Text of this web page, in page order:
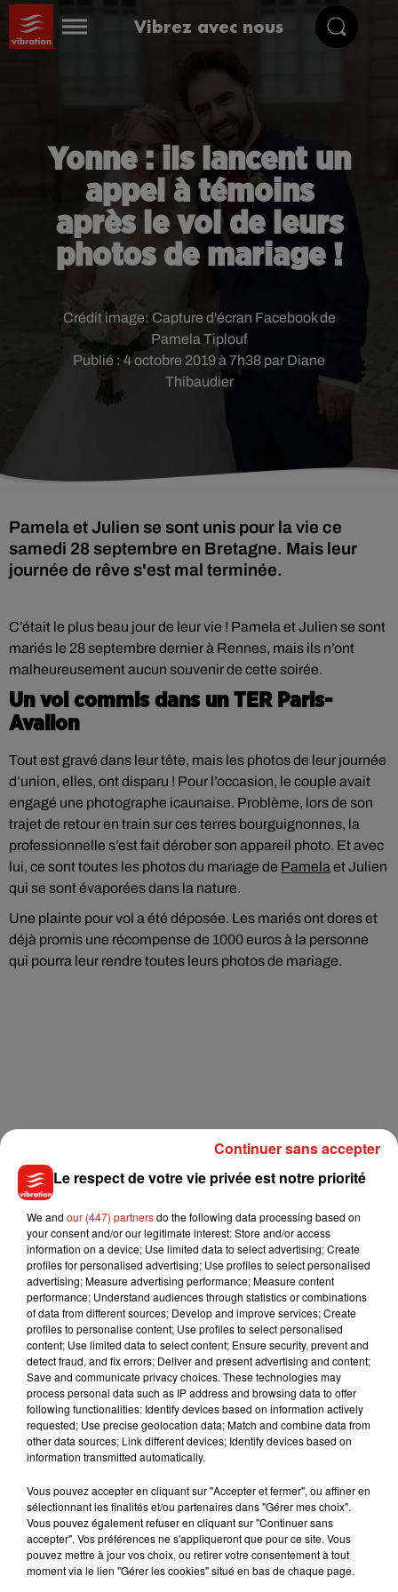
Vibrez avec nous
Yonne : ils lancent un
appel à témoins
après le vol de leurs
photos de mariage !
Publié : 4 octobre 2019 à 7h38 par Diane
Thibaudier
Crédit image: Capture d'écran Facebook de
Pamela Tiplouf
Pamela et Julien se sont unis pour la vie ce
samedi 28 septembre en Bretagne. Mais leur
journée de rêve s'est mal terminée.
C’était le plus beau jour de leur vie ! Pamela et Julien se sont
mariés le 28 septembre dernier à Rennes, mais ils n’ont
malheureusement aucun souvenir de cette soirée.
Un vol commis dans un TER Paris-
Avallon
Tout est gravé dans leur tête, mais les photos de leur journée
d’union, elles, ont disparu ! Pour l’occasion, le couple avait
engagé une photographe icaunaise. Problème, lors de son
trajet de retour en train sur ces terres bourguignonnes, la
professionnelle s’est fait dérober son appareil photo. Et avec
lui, ce sont toutes les photos du mariage de Pamela et Julien
qui se sont évaporées dans la nature.
Une plainte pour vol a été déposée. Les mariés ont dores et
déjà promis une récompense de 1000 euros à la personne
qui pourra leur rendre toutes leurs photos de mariage.
Musique
7 août 2026
Julien Lieb s’essaye à la vie de chatelain
dans son nouveau clip
7 août 2026
Madonna sort enfin le remix de « Love
Sensation » avec Kylie Minogue
Le respect de votre vie privée est notre priorité
We and our (447) partnersdo the following data processing based on
your consent and/or our legitimate interest: Store and/or access
information on a device; Use limited data to select advertising; Create
profiles for personalised advertising; Use profiles to select personalised
advertising; Measure advertising performance; Measure content
performance; Understand audiences through statistics or combinations
of data from different sources; Develop and improve services; Create
profiles to personalise content; Use profiles to select personalised
content; Use limited data to select content; Ensure security, prevent and
detect fraud, and fix errors; Deliver and present advertising and content;
Save and communicate privacy choices. These technologies may
process personal data such as IP address and browsing data to offer
following functionalities: Identify devices based on information actively
requested; Use precise geolocation data; Match and combine data from
other data sources; Link different devices; Identify devices based on
information transmitted automatically.
Vous pouvez accepter en cliquant sur "Accepter et fermer", ou affiner en
sélectionnant les finalités et/ou partenaires dans "Gérer mes choix".
Vous pouvez également refuser en cliquant sur "Continuer sans
accepter". Vos préférences ne s'appliqueront que pour ce site. Vous
pouvez mettre à jour vos choix, ou retirer votre consentement à tout
moment via le lien "Gérer les cookies" situé en bas de chaque page.
Continuer sans accepter